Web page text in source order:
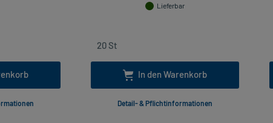
Lieferbar
In den Warenkorb
Detail- & Pflichtinformationen